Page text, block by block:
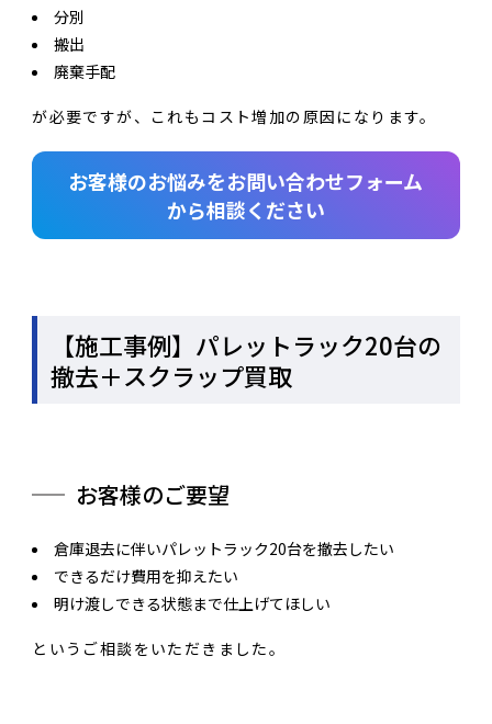
分別
搬出
廃棄手配
が必要ですが、これもコスト増加の原因になります。
お客様のお悩みをお問い合わせフォーム
から相談ください
【施工事例】パレットラック20台の
撤去＋スクラップ買取
お客様のご要望
倉庫退去に伴いパレットラック20台を撤去したい
できるだけ費用を抑えたい
明け渡しできる状態まで仕上げてほしい
というご相談をいただきました。